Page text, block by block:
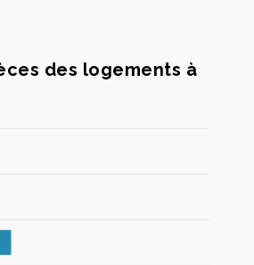
des logements à